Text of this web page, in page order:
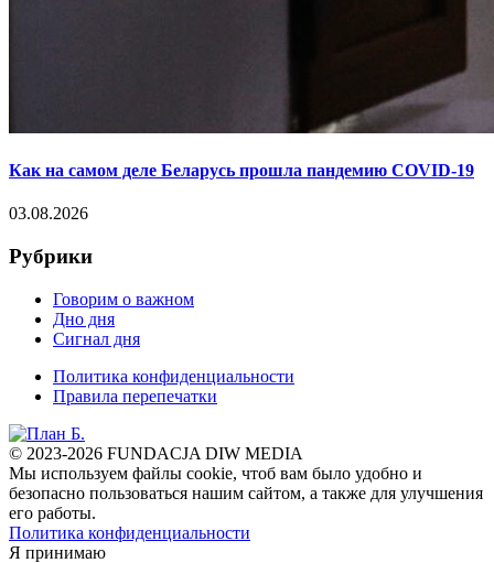
Как на самом деле Беларусь прошла пандемию COVID-19
03.08.2026
Рубрики
Говорим о важном
Дно дня
Сигнал дня
Политика конфиденциальности
Правила перепечатки
© 2023-2026 FUNDACJA DIW MEDIA
Мы используем файлы cookie, чтоб вам было удобно и
безопасно пользоваться нашим сайтом, а также для улучшения
его работы.
Политика конфиденциальности
Я принимаю